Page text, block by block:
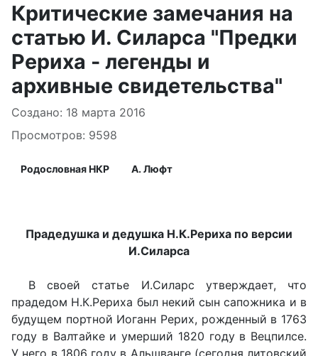
Критические замечания на
статью И. Силарса "Предки
Рериха - легенды и
архивные свидетельства"
Информация о материале
Создано: 18 марта 2016
Просмотров: 9598
Родословная НКР А. Люфт
Прадедушка и дедушка Н.К.Рериха по версии
И.Силарса
В своей статье И.Силарс утверждает, что
прадедом Н.К.Рериха был некий сын сапожника и в
будущем портной Иоганн Рерих, рожденный в 1763
году в Валтайке и умерший 1820 году в Вецпилсе.
У него в 1806 году в Альшванге (сегодня литовский